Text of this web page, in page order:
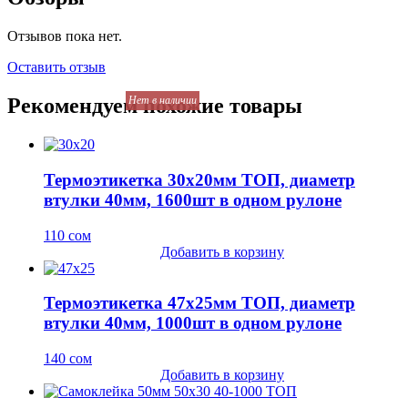
Отзывов пока нет.
Оставить отзыв
Рекомендуем похожие товары
Термоэтикетка 30х20мм ТОП, диаметр
втулки 40мм, 1600шт в одном рулоне
110 сом
Добавить в корзину
Термоэтикетка 47х25мм ТОП, диаметр
втулки 40мм, 1000шт в одном рулоне
140 сом
Добавить в корзину
Нет в наличии